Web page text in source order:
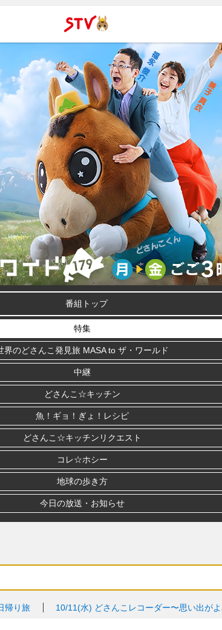
ＳＴＶ札
幌テレビ
番組トップ
特集
界のどさんこ発見旅 MASA to ザ・ワールド
中継
どさんこ☆キッチン
魚！ギョ！ぎょ！レシピ
どさんこ☆キッチンリクエスト
コレ☆ホシー
地球の歩き方
今日の放送・お知らせ
帰り旅 10/11(水) どさんこレコーダー〜思い出が